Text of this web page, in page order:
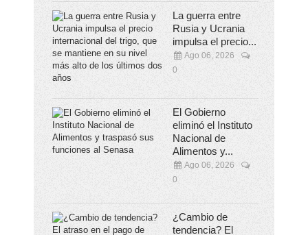
La guerra entre
Rusia y Ucrania
impulsa el precio...
Ago 06, 2026
0
El Gobierno
eliminó el Instituto
Nacional de
Alimentos y...
Ago 06, 2026
0
¿Cambio de
tendencia? El